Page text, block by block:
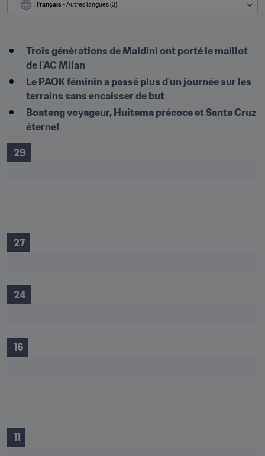
Français - Autres langues (3)
Trois générations de Maldini ont porté le maillot
de l'AC Milan
Le PAOK féminin a passé plus d'un journée sur les
terrains sans encaisser de but
Boateng voyageur, Huitema précoce et Santa Cruz
éternel
29
27
24
16
11